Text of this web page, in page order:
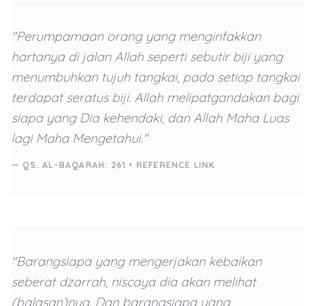
"Perumpamaan orang yang menginfakkan
hartanya di jalan Allah seperti sebutir biji yang
menumbuhkan tujuh tangkai, pada setiap tangkai
terdapat seratus biji. Allah melipatgandakan bagi
siapa yang Dia kehendaki, dan Allah Maha Luas
lagi Maha Mengetahui."
— QS. AL-BAQARAH: 261 • REFERENCE LINK
"Barangsiapa yang mengerjakan kebaikan
seberat dzarrah, niscaya dia akan melihat
(balasan)nya. Dan barangsiapa yang